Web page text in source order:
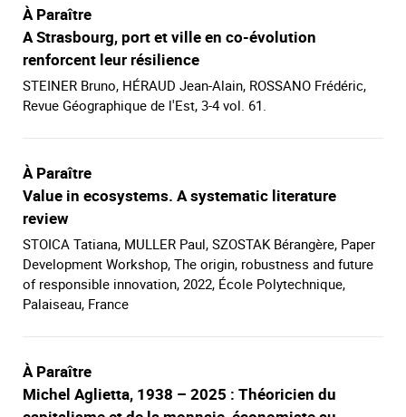
À Paraître
A Strasbourg, port et ville en co-évolution
renforcent leur résilience
STEINER Bruno, HÉRAUD Jean-Alain, ROSSANO Frédéric,
Revue Géographique de l'Est, 3-4 vol. 61.
À Paraître
Value in ecosystems. A systematic literature
review
STOICA Tatiana, MULLER Paul, SZOSTAK Bérangère, Paper
Development Workshop, The origin, robustness and future
of responsible innovation, 2022, École Polytechnique,
Palaiseau, France
À Paraître
Michel Aglietta, 1938 – 2025 : Théoricien du